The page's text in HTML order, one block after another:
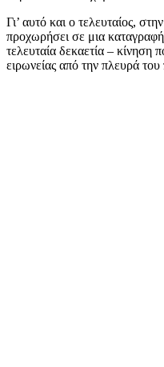
Γι’ αυτό και ο τελευταίος,
προχωρήσει σε μια
τελευταία δεκαετία – κίνηση
ειρωνείας από την πλευρά